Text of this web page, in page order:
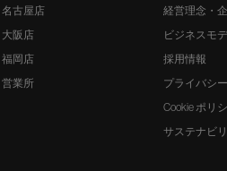
名古屋店
大阪店
福岡店
営業所
経営理念・
ビジネスモ
採用情報
プライバシ
Cookie ポリ
サステナビ